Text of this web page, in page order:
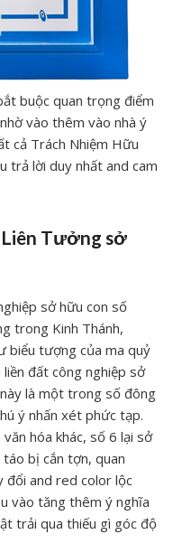
buộc quan trọng điểm
vào thêm vào nhà ý
cả Trách Nhiệm Hữu
trả lời duy nhất and cam
Tưởng sở
sở hữu con số
trong Kinh Thánh,
biểu tượng của ma quỷ
liền đất công nghiệp sở
là một trong số đông
ý nhấn xét phức tạp.
hóa khác, số 6 lại sở
bị cắn tợn, quan
đổi and red color lộc
vào tăng thêm ý nghĩa
trải qua thiếu gì góc độ